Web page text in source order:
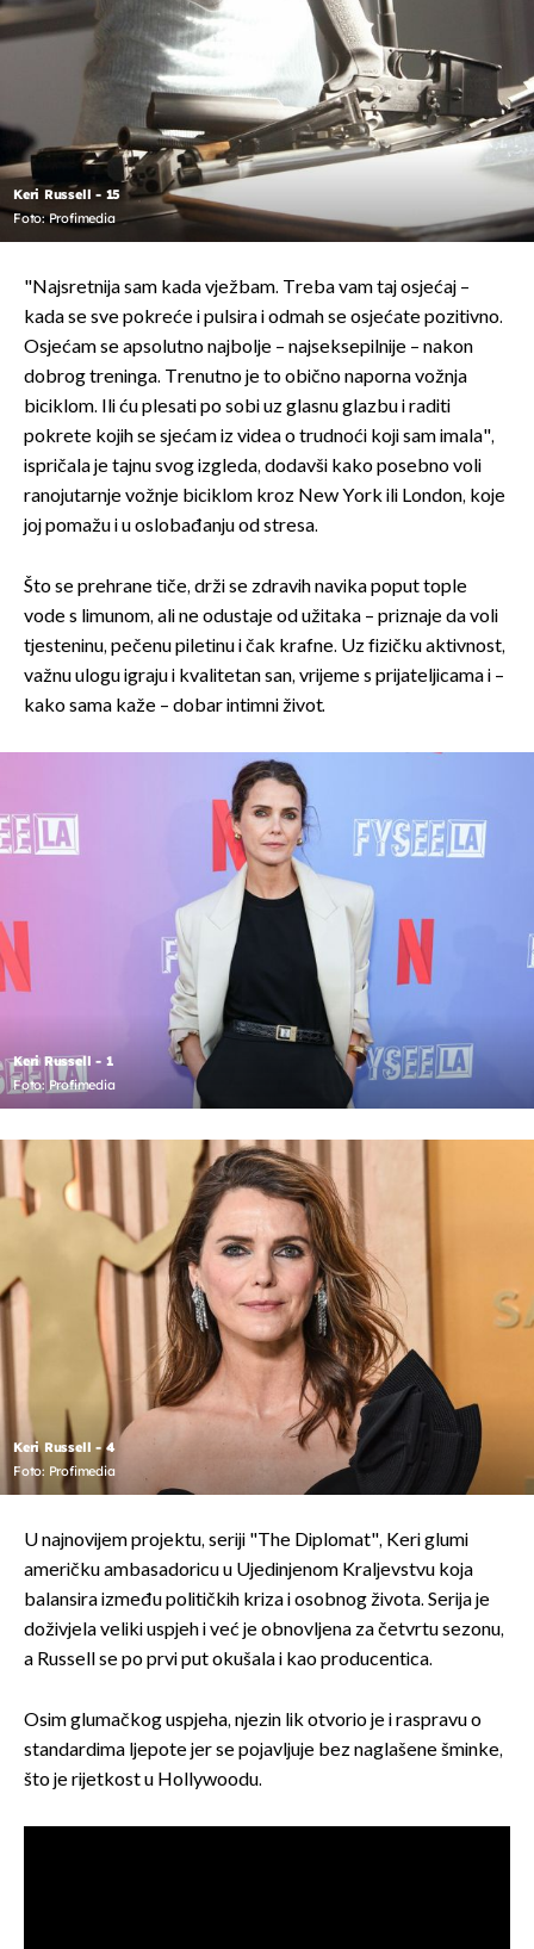
Keri Russell - 15
Foto: Profimedia
"Najsretnija sam kada vježbam. Treba vam taj osjećaj –
kada se sve pokreće i pulsira i odmah se osjećate pozitivno.
Osjećam se apsolutno najbolje – najseksepilnije – nakon
dobrog treninga. Trenutno je to obično naporna vožnja
biciklom. Ili ću plesati po sobi uz glasnu glazbu i raditi
pokrete kojih se sjećam iz videa o trudnoći koji sam imala",
ispričala je tajnu svog izgleda, dodavši kako posebno voli
ranojutarnje vožnje biciklom kroz New York ili London, koje
joj pomažu i u oslobađanju od stresa.
Što se prehrane tiče, drži se zdravih navika poput tople
vode s limunom, ali ne odustaje od užitaka – priznaje da voli
tjesteninu, pečenu piletinu i čak krafne. Uz fizičku aktivnost,
važnu ulogu igraju i kvalitetan san, vrijeme s prijateljicama i –
kako sama kaže – dobar intimni život.
Keri Russell - 1
Foto: Profimedia
Keri Russell - 4
Foto: Profimedia
U najnovijem projektu, seriji "The Diplomat", Keri glumi
američku ambasadoricu u Ujedinjenom Kraljevstvu koja
balansira između političkih kriza i osobnog života. Serija je
doživjela veliki uspjeh i već je obnovljena za četvrtu sezonu,
a Russell se po prvi put okušala i kao producentica.
Osim glumačkog uspjeha, njezin lik otvorio je i raspravu o
standardima ljepote jer se pojavljuje bez naglašene šminke,
što je rijetkost u Hollywoodu.